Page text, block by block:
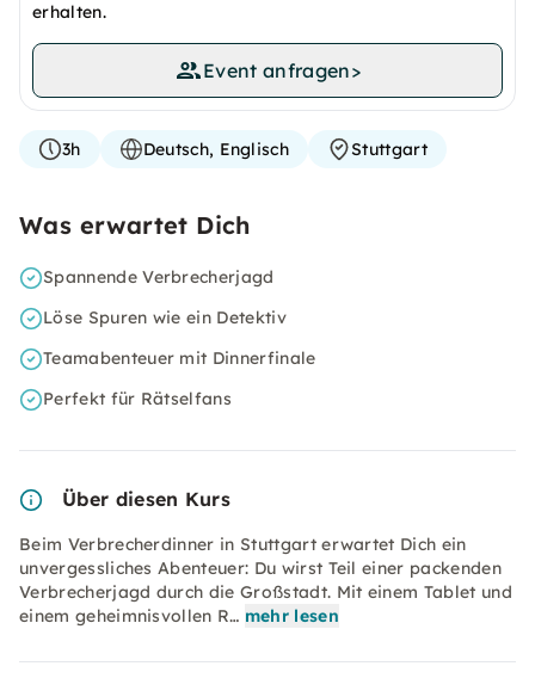
erhalten.
Event anfragen>
3h Deutsch, Englisch Stuttgart
Was erwartet Dich
Spannende Verbrecherjagd
Löse Spuren wie ein Detektiv
Teamabenteuer mit Dinnerfinale
Perfekt für Rätselfans
Über diesen Kurs
Beim Verbrecherdinner in Stuttgart erwartet Dich ein
unvergessliches Abenteuer: Du wirst Teil einer packenden
Verbrecherjagd durch die Großstadt. Mit einem Tablet und
einem geheimnisvollen R… mehr lesen